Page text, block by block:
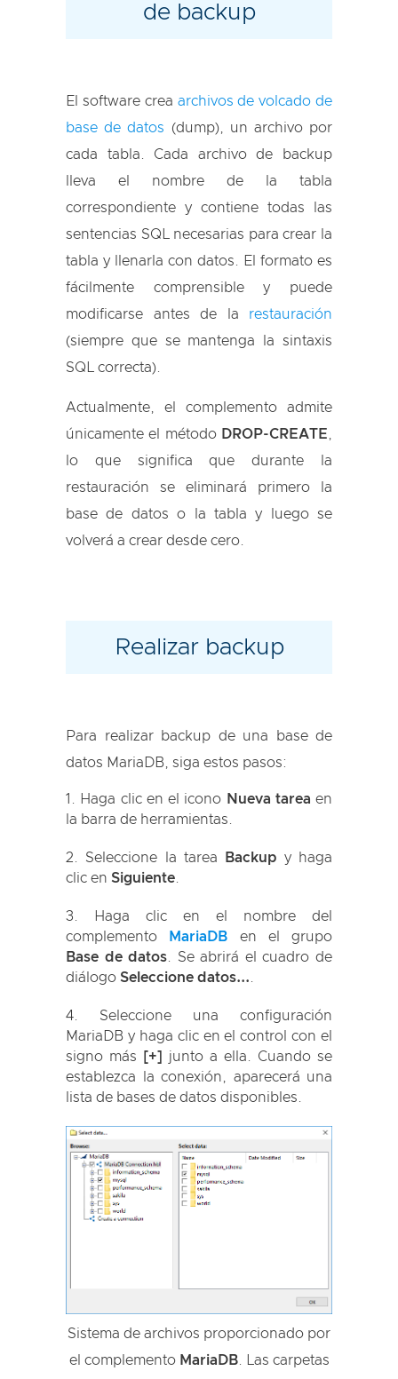
de backup
El software crea archivos de volcado de
base de datos (dump), un archivo por
cada tabla. Cada archivo de backup
lleva el nombre de la tabla
correspondiente y contiene todas las
sentencias SQL necesarias para crear la
tabla y llenarla con datos. El formato es
fácilmente comprensible y puede
modificarse antes de la restauración
(siempre que se mantenga la sintaxis
SQL correcta).
Actualmente, el complemento admite
únicamente el método DROP-CREATE
lo que significa que durante la
restauración se eliminará primero la
base de datos o la tabla y luego se
volverá a crear desde cero.
Realizar backup
Para realizar backup de una base de
datos MariaDB, siga estos pasos:
Haga clic en el icono Nueva tarea en
la barra de herramientas.
Seleccione la tarea Backup y haga
clic en Siguiente
Haga clic en el nombre del
complemento
MariaDB en el grupo
Base de datos . Se abrirá el cuadro de
diálogo Seleccione datos...
Seleccione una configuración
MariaDB y haga clic en el control con el
signo más
[+]
junto a ella. Cuando se
establezca la conexión, aparecerá una
lista de bases de datos disponibles.
Sistema de archivos proporcionado por
el complemento MariaDB. Las carpetas